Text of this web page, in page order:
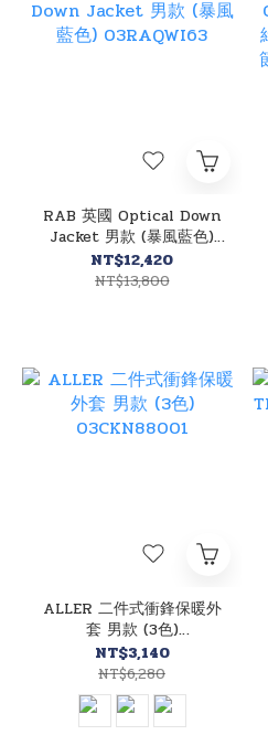
RAB 英國 Optical Down
Jacket 男款 (暴風藍色)
03RAQWI63
NT$12,420
NT$13,800
ALLER 二件式衝鋒保暖外
套 男款 (3色)
03CKN88001
NT$3,140
NT$6,280